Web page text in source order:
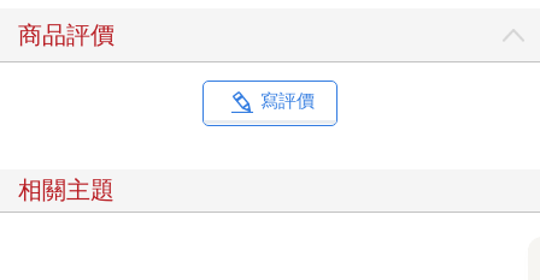
商品評價
寫評價
相關主題